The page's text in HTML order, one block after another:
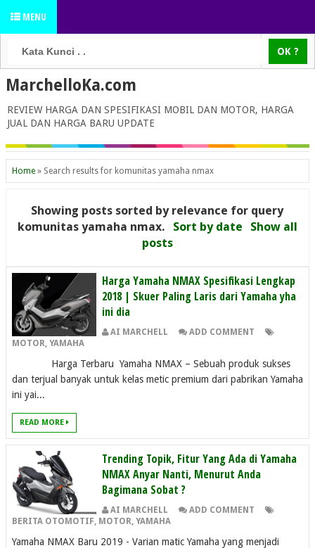
MENU
MarchelloKa.com
REVIEW HARGA DAN SPESIFIKASI MOBIL DAN MOTOR, HARGA
JUAL DAN HARGA BARU UPDATE
Home » Search results for komunitas yamaha nmax
Showing posts sorted by relevance for query
komunitas yamaha nmax. Sort by date
Show all
posts
Harga Yamaha NMAX Spesifikasi Lengkap
2018 | Skuer Paling Laris dari Yamaha yha
ini dia
AI MARCHELL
ADD COMMENT
MOTOR, YAMAHA
Harga Terbaru Yamaha NMAX – Sebuah produk sukses
dan terjual banyak untuk kelas metic premium dari pabrikan Yamaha
ini yai...
READ MORE
Trending Topik, Fitur Yang Ada di Yamaha
NMAX Anyar Nanti, Menurut Anda
Bagimana Sobat ?
AI MARCHELL
ADD COMMENT
BERITA OTOMOTIF MOTOR YAMAHA
Yamaha NMAX Baru 2019 - Varian matic Yamaha yang menjadi